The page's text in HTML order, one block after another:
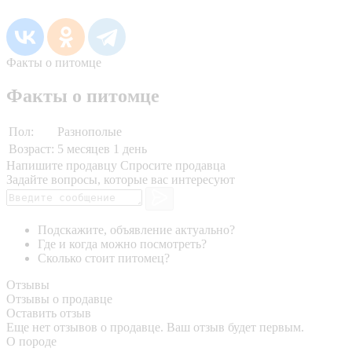
Факты о питомце
Факты о питомце
Пол:
Разнополые
Возраст: 5 месяцев 1 день
Напишите продавцу Спросите продавца
Задайте вопросы, которые вас интересуют
Подскажите, объявление актуально?
Где и когда можно посмотреть?
Сколько стоит питомец?
Отзывы
Отзывы о продавце
Оставить отзыв
Еще нет отзывов о продавце. Ваш отзыв будет первым.
О породе